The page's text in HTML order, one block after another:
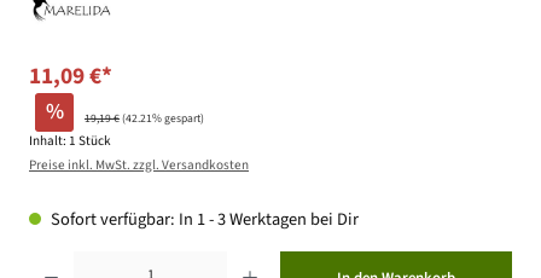
11,09 €*
% 19,19 €(42.21% gespart)
Inhalt: 1 Stück
Preise inkl. MwSt. zzgl. Versandkosten
Sofort verfügbar: In 1 - 3 Werktagen bei Dir